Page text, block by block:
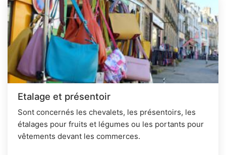
Etalage et présentoir
Sont concernés les chevalets, les présentoirs, les
étalages pour fruits et légumes ou les portants pour
vêtements devant les commerces.